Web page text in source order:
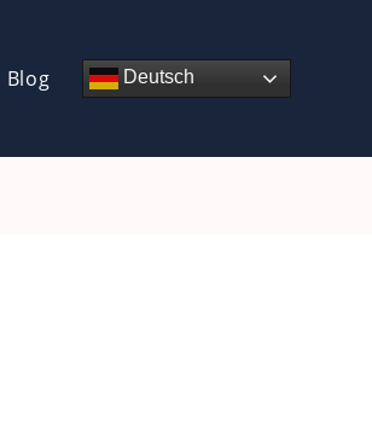
Deutsch
Blog